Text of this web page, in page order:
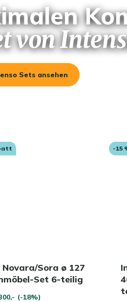
von
Sets ansehen
Sora ø 127
Set 6-teilig
(-18%)
-15